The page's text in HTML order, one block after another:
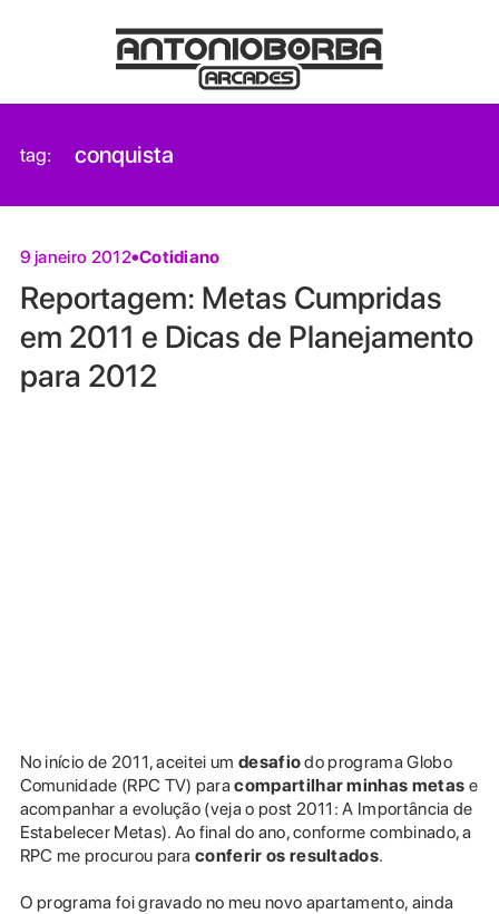
tag: conquista
9 janeiro 2012 Cotidiano
Reportagem: Metas Cumpridas
em 2011 e Dicas de Planejamento
para 2012
No início de 2011, aceitei um desafiodo programa Globo
Comunidade (RPC TV) paracompartilhar minhas metas e
acompanhar a evolução (veja o post 2011: A Importância de
Estabelecer Metas). Ao final do ano, conforme combinado, a
RPC me procurou paraconferir os resultados.
O programa foi gravado no meu novo apartamento, ainda